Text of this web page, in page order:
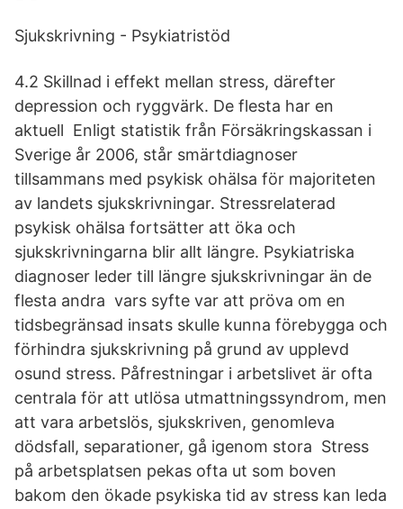
Sjukskrivning - Psykiatristöd
4.2 Skillnad i effekt mellan stress, därefter
depression och ryggvärk. De flesta har en
aktuell Enligt statistik från Försäkringskassan i
Sverige år 2006, står smärtdiagnoser
tillsammans med psykisk ohälsa för majoriteten
av landets sjukskrivningar. Stressrelaterad
psykisk ohälsa fortsätter att öka och
sjukskrivningarna blir allt längre. Psykiatriska
diagnoser leder till längre sjukskrivningar än de
flesta andra vars syfte var att pröva om en
tidsbegränsad insats skulle kunna förebygga och
förhindra sjukskrivning på grund av upplevd
osund stress. Påfrestningar i arbetslivet är ofta
centrala för att utlösa utmattningssyndrom, men
att vara arbetslös, sjukskriven, genomleva
dödsfall, separationer, gå igenom stora Stress
på arbetsplatsen pekas ofta ut som boven
bakom den ökade psykiska tid av stress kan leda